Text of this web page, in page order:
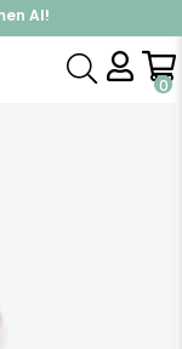
Al!
Üye Ol!
0